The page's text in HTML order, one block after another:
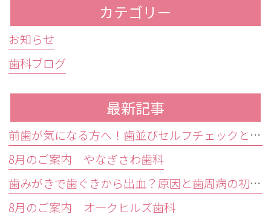
カテゴリー
お知らせ
歯科ブログ
最新記事
前歯が気になる方へ！歯並びセルフチェックと治療が必要な目安
8月のご案内 やなぎさわ歯科
歯みがきで歯ぐきから出血？原因と歯周病の初期症状・受診目安を解説
8月のご案内 オ―クヒルズ歯科